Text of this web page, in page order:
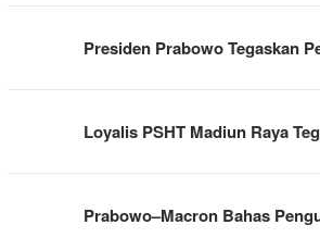
Presiden Prabowo Tegaskan
Loyalis PSHT Madiun Raya
Prabowo–Macron Bahas